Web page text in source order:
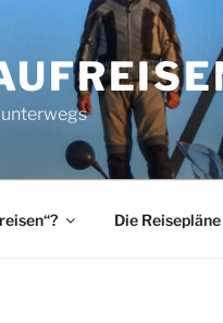
Die Reisepläne